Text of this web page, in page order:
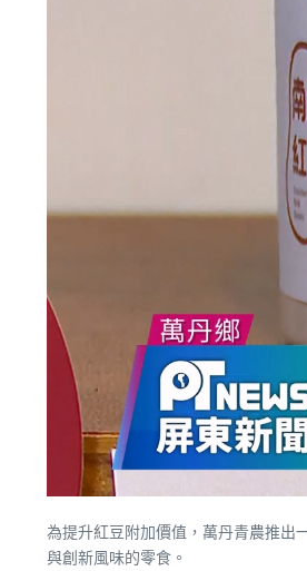
為提升紅豆附加價值，萬丹青農推出
與創新風味的零食。